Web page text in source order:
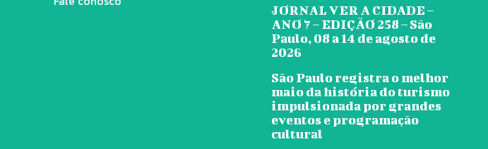
JORNAL VER A CIDADE –
ANO 7 – EDIÇÃO 258 – São
Paulo, 08 a 14 de agosto de
2026
São Paulo registra o melhor
maio da história do turismo
impulsionada por grandes
eventos e programação
cultural